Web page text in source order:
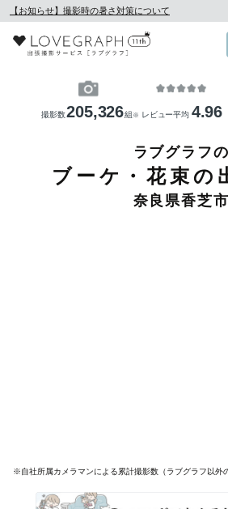
【お知らせ】撮影時の暑さ対策について
撮影数205,326組 ※ レビュー平均 4.96
ラブグラフの
ブーケ・花束の
奈良県香芝市
※自社所属カメラマンによる累計撮影数（ラブグラフ以外